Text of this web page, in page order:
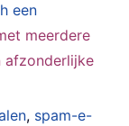
een
meerdere
afzonderlijke
, spam-e-